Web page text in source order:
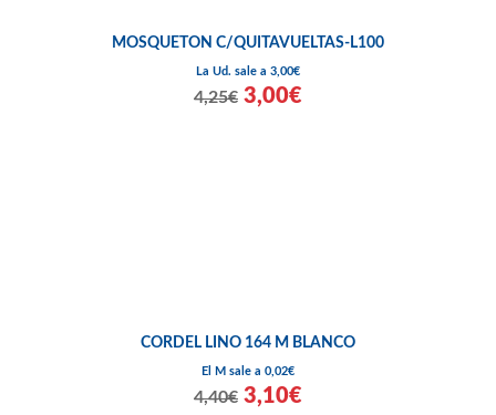
MOSQUETON C/QUITAVUELTAS-L100
La Ud. sale a 3,00€
4,25€ 3,00€
CORDEL LINO 164 M BLANCO
El M sale a 0,02€
4,40€ 3,10€